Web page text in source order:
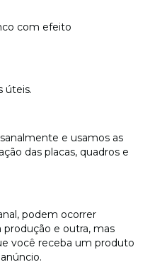
com efeito
úteis.
e usamos as
das placas, quadros e
podem ocorrer
e outra, mas
você receba um produto